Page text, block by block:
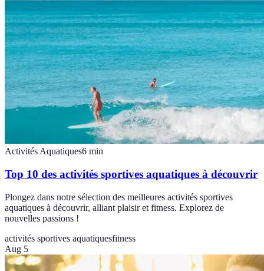
Activités Aquatiques6 min
Top 10 des activités sportives aquatiques à découvrir
Plongez dans notre sélection des meilleures activités sportives
aquatiques à découvrir, alliant plaisir et fitness. Explorez de
nouvelles passions !
activités sportives aquatiquesfitness
Aug 5